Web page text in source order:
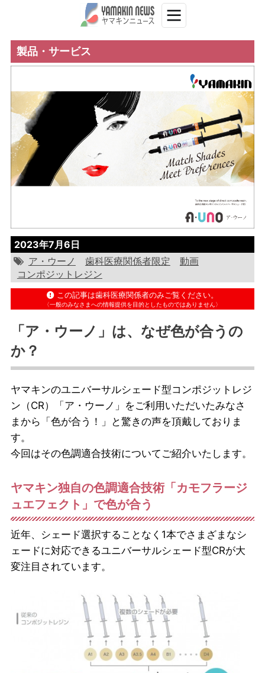
製品・サービス
2023年7月6日
ア・ウーノ
歯科医療関係者限定
動画
コンポジットレジン
この記事は歯科医療関係者のみご覧ください。
〈一般のみなさまへの情報提供を目的としたものではありません〉
「ア・ウーノ」は、なぜ色が合うの
か？
ヤマキンのユニバーサルシェード型コンポジットレジ
ン（CR）「ア・ウーノ」をご利用いただいたみなさ
まから「色が合う！」と驚きの声を頂戴しておりま
す。
今回はその色調適合技術についてご紹介いたします。
ヤマキン独自の色調適合技術「カモフラージ
ュエフェクト」で色が合う
近年、シェード選択することなく1本でさまざまなシ
ェードに対応できるユニバーサルシェード型CRが大
変注目されています。